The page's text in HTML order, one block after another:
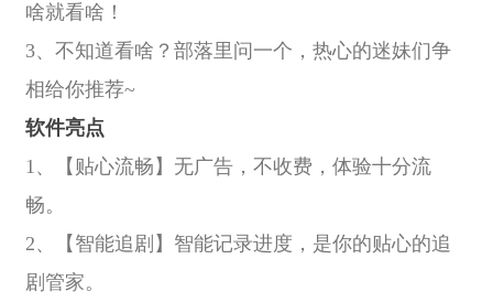
啥就看啥！
3、不知道看啥？部落里问一个，热心的迷妹们争
相给你推荐~
软件亮点
1、【贴心流畅】无广告，不收费，体验十分流
畅。
2、【智能追剧】智能记录进度，是你的贴心的追
剧管家。